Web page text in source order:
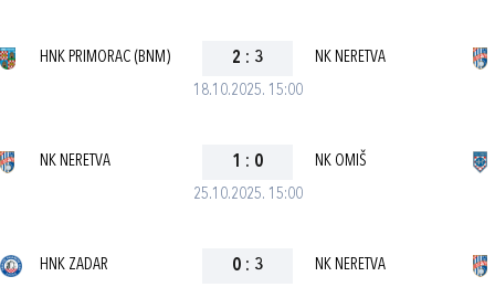
18.10.2025. 15:00
HNK PRIMORAC (BNM) 2 : 3 NK NERETVA
25.10.2025. 15:00
NK NERETVA 1 : 0 NK OMIŠ
HNK ZADAR 0 : 3 NK NERETVA